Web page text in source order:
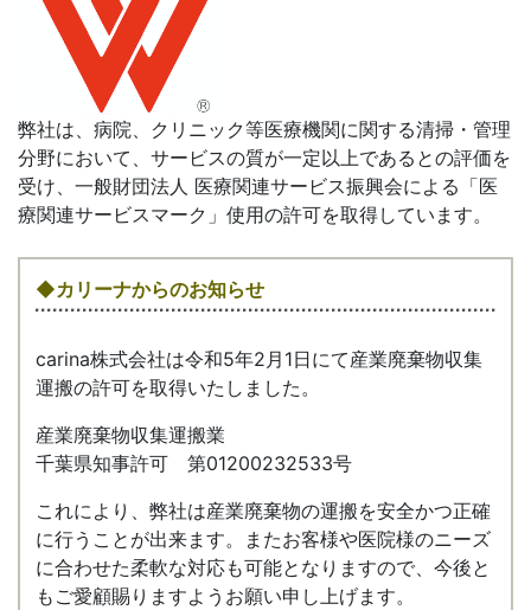
弊社は、病院、クリニック等医療機関に関する清掃・管理
分野において、サービスの質が一定以上であるとの評価を
受け、一般財団法人 医療関連サービス振興会による「医
療関連サービスマーク」使用の許可を取得しています。
◆カリーナからのお知らせ
carina株式会社は令和5年2月1日にて産業廃棄物収集
運搬の許可を取得いたしました。
産業廃棄物収集運搬業
千葉県知事許可 第01200232533号
これにより、弊社は産業廃棄物の運搬を安全かつ正確
に行うことが出来ます。またお客様や医院様のニーズ
に合わせた柔軟な対応も可能となりますので、今後と
もご愛顧賜りますようお願い申し上げます。